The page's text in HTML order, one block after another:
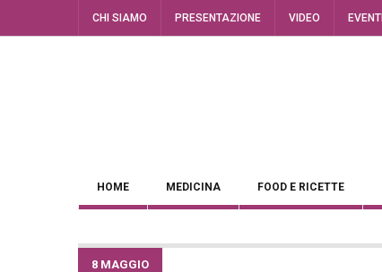
CHI SIAMO PRESENTAZIONE VIDEO EVENTI
HOME MEDICINA FOOD E RICETTE
8 MAGGIO